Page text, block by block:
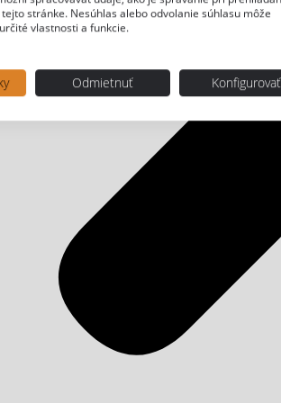
stránke. Nesúhlas alebo odvolanie súhlasu môže
vlastnosti a funkcie.
Odmietnuť Konfigurovať